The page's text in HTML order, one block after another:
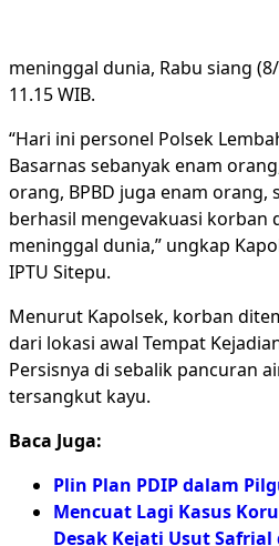
meninggal dunia, Rabu siang
11.15 WIB.
“Hari ini personel Polsek
Basarnas sebanyak enam
orang, BPBD juga enam
berhasil mengevakuasi korban
meninggal dunia,” ungkap
IPTU Sitepu.
Menurut Kapolsek, korban
dari lokasi awal Tempat
Persisnya di sebalik pancuran
tersangkut kayu.
Baca Juga:
Plin Plan PDIP dalam
Mencuat Lagi Kasus
Desak Kejati Usut Safrial